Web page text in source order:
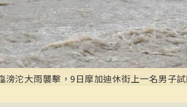
滂沱大雨襲擊，9日摩加迪休街上一名男子